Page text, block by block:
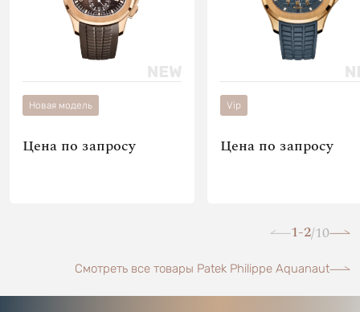
Новая модель
Цена по запросу
Vip
Цена по запросу
1-2/10
Смотреть все товары Patek Philippe Aquanaut